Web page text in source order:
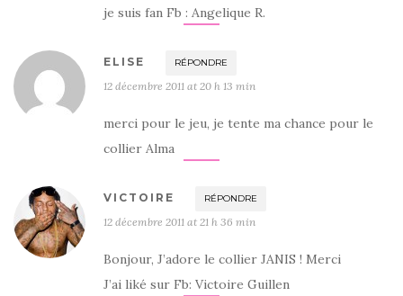
je suis fan Fb : Angelique R.
ELISE RÉPONDRE
12 décembre 2011 at 20 h 13 min
merci pour le jeu, je tente ma chance pour le
collier Alma
VICTOIRE RÉPONDRE
12 décembre 2011 at 21 h 36 min
Bonjour, J’adore le collier JANIS ! Merci
J’ai liké sur Fb: Victoire Guillen